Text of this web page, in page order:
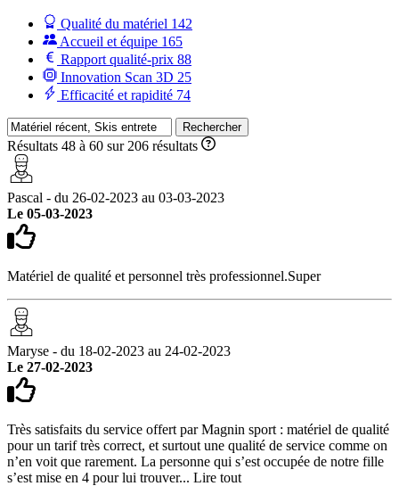
Qualité du matériel 142
Accueil et équipe 165
Rapport qualité-prix 88
Innovation Scan 3D 25
Efficacité et rapidité 74
Rechercher
Résultats 48 à 60 sur 206 résultats
Pascal - du 26-02-2023 au 03-03-2023
Le 05-03-2023
Matériel de qualité et personnel très professionnel.Super
Maryse - du 18-02-2023 au 24-02-2023
Le 27-02-2023
Très satisfaits du service offert par Magnin sport : matériel de qualité
pour un tarif très correct, et surtout une qualité de service comme on
n’en voit que rarement. La personne qui s’est occupée de notre fille
s’est mise en 4 pour lui trouver... Lire tout